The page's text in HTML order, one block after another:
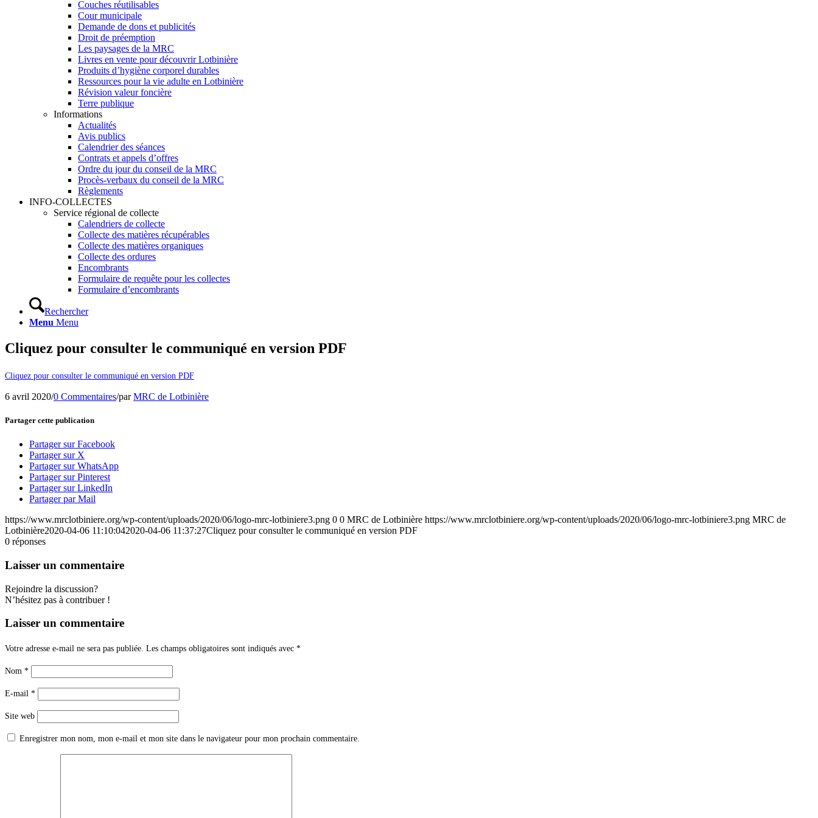
Couches réutilisables
Cour municipale
Demande de dons et publicités
Droit de préemption
Les paysages de la MRC
Livres en vente pour découvrir Lotbinière
Produits d’hygiène corporel durables
Ressources pour la vie adulte en Lotbinière
Révision valeur foncière
Terre publique
Informations
Actualités
Avis publics
Calendrier des séances
Contrats et appels d’offres
Ordre du jour du conseil de la MRC
Procès-verbaux du conseil de la MRC
Règlements
INFO-COLLECTES
Service régional de collecte
Calendriers de collecte
Collecte des matières récupérables
Collecte des matières organiques
Collecte des ordures
Encombrants
Formulaire de requête pour les collectes
Formulaire d’encombrants
Rechercher
Menu Menu
Cliquez pour consulter le communiqué en version PDF
Cliquez pour consulter le communiqué en version PDF
6 avril 2020/0 Commentaires/parMRC de Lotbinière
Partager cette publication
Partager sur Facebook
Partager sur X
Partager sur WhatsApp
Partager sur Pinterest
Partager sur LinkedIn
Partager par Mail
https://www.mrclotbiniere.org/wp-content/uploads/2020/06/logo-mrc-lotbiniere3.png 0 0 MRC de Lotbinière https://www.mrclotbiniere.org/wp-content/uploads/2020/06/logo-mrc-lotbiniere3.png MRC de
Lotbinière2020-04-06 11:10:042020-04-06 11:37:27Cliquez pour consulter le communiqué en version PDF
0 réponses
Laisser un commentaire
Rejoindre la discussion?
N’hésitez pas à contribuer !
Laisser un commentaire
Votre adresse e-mail ne sera pas publiée. Les champs obligatoires sont indiqués avec *
Nom *
E-mail *
Site web
Enregistrer mon nom, mon e-mail et mon site dans le navigateur pour mon prochain commentaire.